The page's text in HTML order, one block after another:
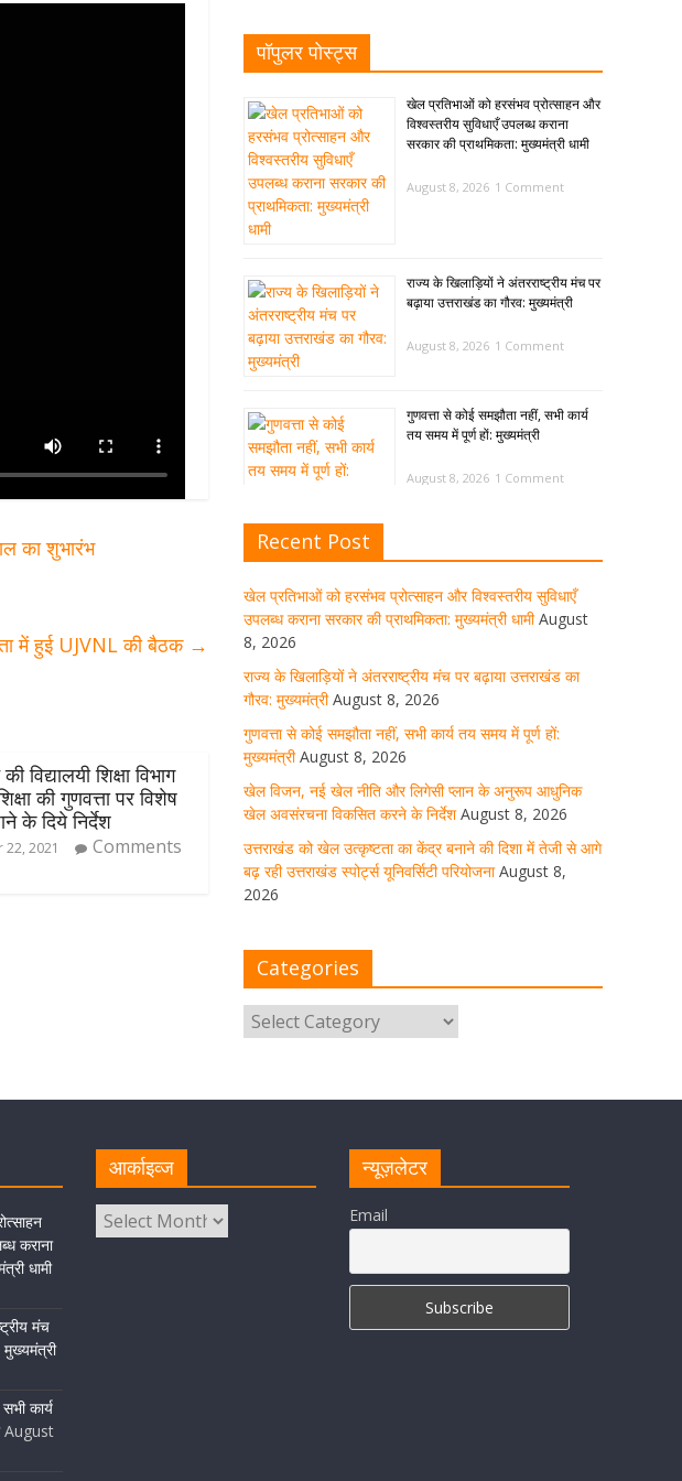
का शुभारंभ
में हुई UJVNL की बैठक →
विद्यालयी शिक्षा विभाग
की गुणवत्ता पर विशेष
के दिये निर्देश
22, 2021
Comments
पॉपुलर पोस्ट्स
खेल प्रतिभाओं को हरसंभव प्रोत्साहन और
विश्वस्तरीय सुविधाएँ उपलब्ध कराना
सरकार की प्राथमिकता: मुख्यमंत्री धामी
August 8, 2026 1 Comment
राज्य के खिलाड़ियों ने अंतरराष्ट्रीय मंच पर
बढ़ाया उत्तराखंड का गौरव: मुख्यमंत्री
August 8, 2026 1 Comment
गुणवत्ता से कोई समझौता नहीं, सभी कार्य
तय समय में पूर्ण हों: मुख्यमंत्री
August 8, 2026 1 Comment
प्लान के अनुरूप आधुनिक खेल अवसंरचना
विकसित करने के निर्देश
August 8, 2026 1 Comment
उत्तराखंड को खेल उत्कृष्टता का केंद्र
बनाने की दिशा में तेजी से आगे बढ़ रही
उत्तराखंड स्पोर्ट्स यूनिवर्सिटी परियोजना
August 8, 2026 1 Comment
मुख्य सचिव ने कहा- कौशल विकास से
संबंधित सभी विभाग एक प्लेटफॉर्म पर करें
साइबर अपराध नियंत्रण व प्रबंधन में
उत्तराखंड पुलिस का पांचवां नंबर, सीएम
धामी ने दी बधाई
निलंबित
मजदूरी, ओवरटाइम पर मिलेगा दोगुना
भुगतान
Recent Post
खेल प्रतिभाओं को हरसंभव प्रोत्साहन और विश्वस्तरीय सुविधाएँ
उपलब्ध कराना सरकार की प्राथमिकता: मुख्यमंत्री धामी August
8, 2026
राज्य के खिलाड़ियों ने अंतरराष्ट्रीय मंच पर बढ़ाया उत्तराखंड का
गौरव: मुख्यमंत्री August 8, 2026
गुणवत्ता से कोई समझौता नहीं, सभी कार्य तय समय में पूर्ण हों:
मुख्यमंत्री August 8, 2026
खेल विजन, नई खेल नीति और लिगेसी प्लान के अनुरूप आधुनिक
खेल अवसंरचना विकसित करने के निर्देश August 8, 2026
उत्तराखंड को खेल उत्कृष्टता का केंद्र बनाने की दिशा में तेजी से आगे
बढ़ रही उत्तराखंड स्पोर्ट्स यूनिवर्सिटी परियोजना August 8,
2026
Categories
कराना
धामी
मंच
मुख्यमंत्री
कार्य
August
आर्काइव्ज न्यूज़लेटर
Email